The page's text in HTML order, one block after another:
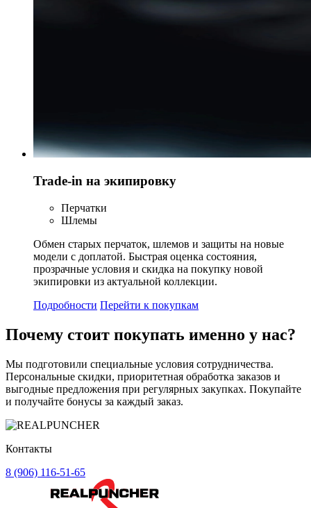
Trade-in на экипировку
Перчатки
Шлемы
Обмен старых перчаток, шлемов и защиты на новые
модели с доплатой. Быстрая оценка состояния,
прозрачные условия и скидка на покупку новой
экипировки из актуальной коллекции.
Подробности Перейти к покупкам
Почему стоит покупать именно у нас?
Мы подготовили специальные условия сотрудничества.
Персональные скидки, приоритетная обработка заказов и
выгодные предложения при регулярных закупках. Покупайте
и получайте бонусы за каждый заказ.
Контакты
8 (906) 116-51-65